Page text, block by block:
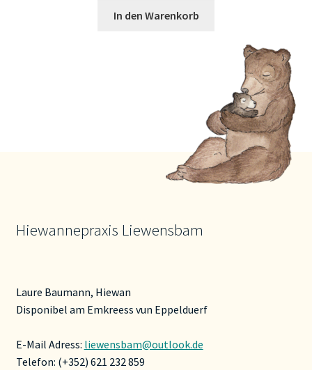
In den Warenkorb
Hiewannepraxis Liewensbam
Laure Baumann, Hiewan
Disponibel am Emkreess vun Eppelduerf
E-Mail Adress: liewensbam@outlook.de
Telefon: (+352) 621 232 859